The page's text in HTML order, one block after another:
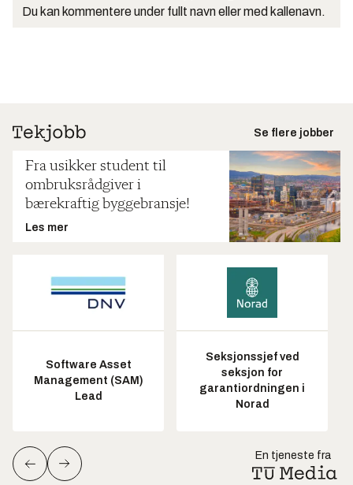
Du kan kommentere under fullt navn eller med kallenavn.
Se flere jobber
Fra usikker student til
ombruksrådgiver i
bærekraftig byggebransje!
Les mer
Software Asset
Management (SAM)
Lead
Seksjonssjef ved
seksjon for
garantiordningen i
Norad
En tjeneste fra